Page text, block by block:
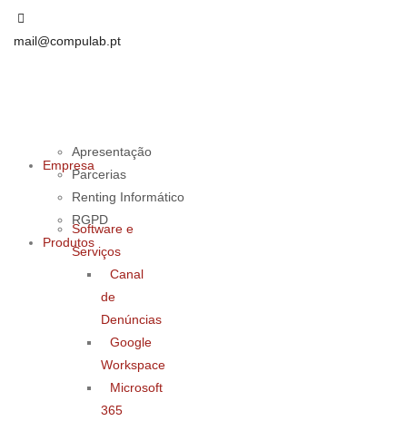
mail@compulab.pt
Empresa
Apresentação
Parcerias
Renting Informático
RGPD
Produtos
Software e
Serviços
Canal
de
Denúncias
Google
Workspace
Microsoft
365